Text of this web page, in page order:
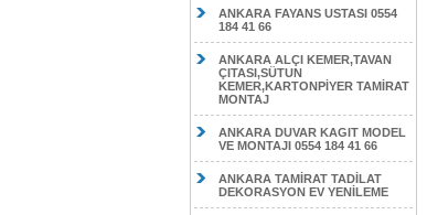
ANKARA FAYANS USTASI 0554
184 41 66
ANKARA ALÇI KEMER,TAVAN
ÇITASI,SÜTUN
KEMER,KARTONPİYER TAMİRAT
MONTAJ
ANKARA DUVAR KAGIT MODEL
VE MONTAJI 0554 184 41 66
ANKARA TAMİRAT TADİLAT
DEKORASYON EV YENİLEME